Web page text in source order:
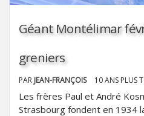
Géant Montélimar
greniers
PAR JEAN-FRANÇOIS 10 ANS PLUS
Les frères Paul et André
Strasbourg fondent en 1934